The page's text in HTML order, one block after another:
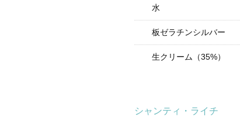
水
板ゼラチンシルバー
生クリーム（35%）
シャンティ・ライチ